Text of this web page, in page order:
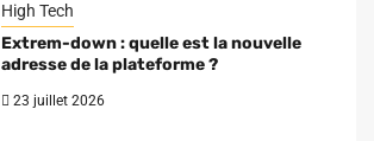
High Tech
Extrem-down : quelle est la nouvelle
adresse de la plateforme ?
23 juillet 2026